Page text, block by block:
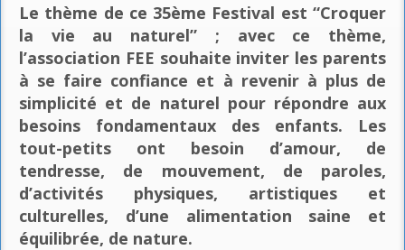
Le thème de ce 35ème Festival est “Croquer
la vie au naturel” ; avec ce thème,
l’association FEE souhaite inviter les parents
à se faire confiance et à revenir à plus de
simplicité et de naturel pour répondre aux
besoins fondamentaux des enfants. Les
tout-petits ont besoin d’amour, de
tendresse, de mouvement, de paroles,
d’activités physiques, artistiques et
culturelles, d’une alimentation saine et
équilibrée, de nature.